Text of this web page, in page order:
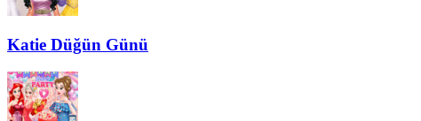
Katie Düğün Günü